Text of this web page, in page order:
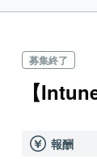
募集終了
【
報酬